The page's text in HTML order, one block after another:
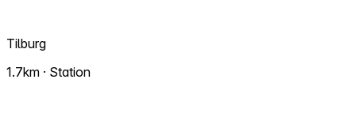
Tilburg
1.7km · Station